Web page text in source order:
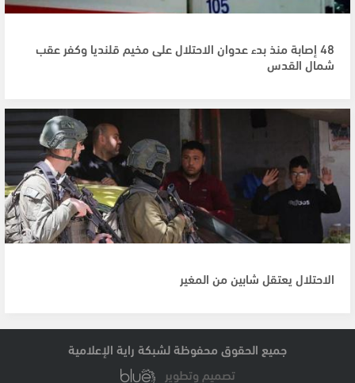
48 إصابة منذ بدء عدوان الاحتلال على مخيم قلنديا وكفر عقب
شمال القدس
الاحتلال يعتقل شابين من المغير
جميع الحقوق محفوظة لشبكة راية الإعلامية
تصميم وتطوير